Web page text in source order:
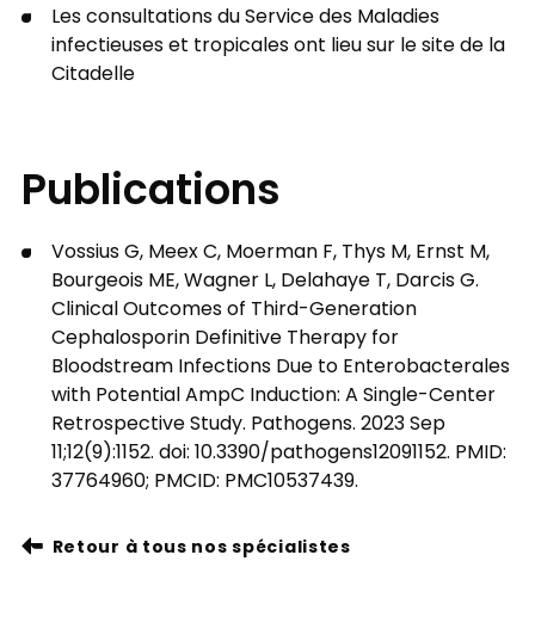
Les consultations du Service des Maladies
infectieuses et tropicales ont lieu sur le site de la
Citadelle
Publications
Vossius G, Meex C, Moerman F, Thys M, Ernst M,
Bourgeois ME, Wagner L, Delahaye T, Darcis G.
Clinical Outcomes of Third-Generation
Cephalosporin Definitive Therapy for
Bloodstream Infections Due to Enterobacterales
with Potential AmpC Induction: A Single-Center
Retrospective Study. Pathogens. 2023 Sep
11;12(9):1152. doi: 10.3390/pathogens12091152. PMID:
37764960; PMCID: PMC10537439.
Retour à tous nos spécialistes